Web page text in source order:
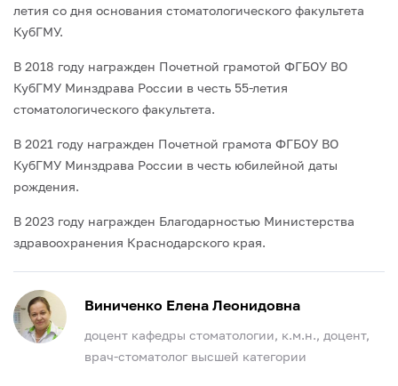
летия со дня основания стоматологического факультета
КубГМУ.
В 2018 году награжден Почетной грамотой ФГБОУ ВО
КубГМУ Минздрава России в честь 55-летия
стоматологического факультета.
В 2021 году награжден Почетной грамота ФГБОУ ВО
КубГМУ Минздрава России в честь юбилейной даты
рождения.
В 2023 году награжден Благодарностью Министерства
здравоохранения Краснодарского края.
Виниченко Елена Леонидовна
доцент кафедры стоматологии, к.м.н., доцент,
врач-стоматолог высшей категории